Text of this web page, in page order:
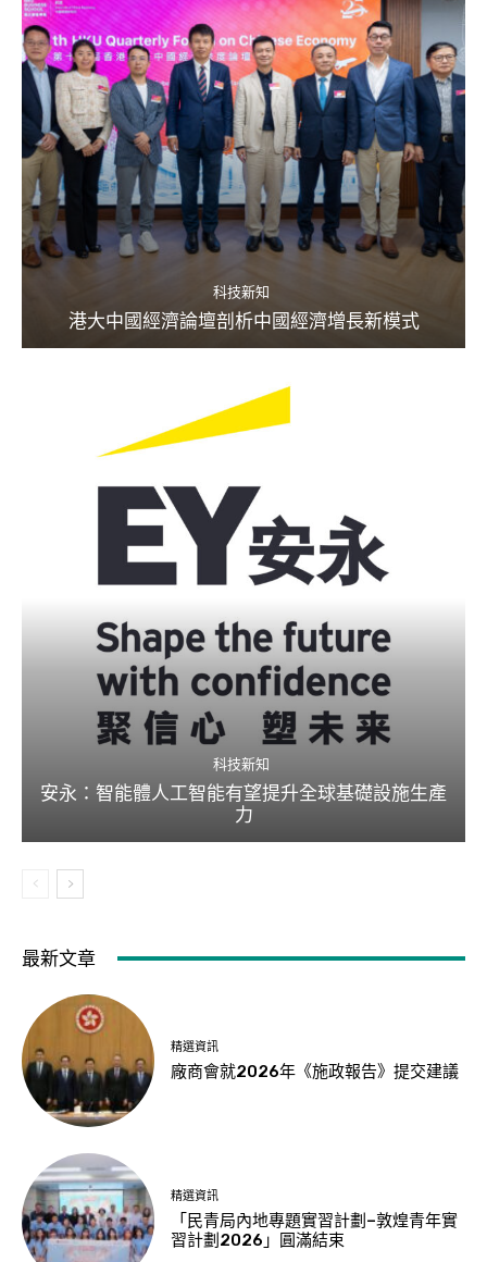
科技新知
港大中國經濟論壇剖析中國經濟增長新模式
科技新知
安永：智能體人工智能有望提升全球基礎設施生產
力
最新文章
精選資訊
廠商會就2026年《施政報告》提交建議
精選資訊
「民青局內地專題實習計劃–敦煌青年實
習計劃2026」圓滿結束